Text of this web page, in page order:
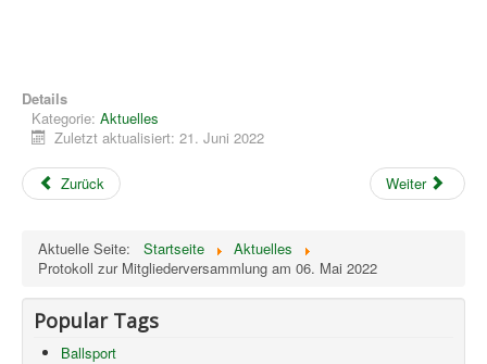
Details
Kategorie: Aktuelles
Zuletzt aktualisiert: 21. Juni 2022
Zurück Weiter
Aktuelle Seite: Startseite
Aktuelles
Protokoll zur Mitgliederversammlung am 06. Mai 2022
Popular Tags
Ballsport